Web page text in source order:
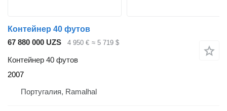
Контейнер 40 футов
67 880 000 UZS
4 950 € ≈ 5 719 $
Контейнер 40 футов
2007
Португалия, Ramalhal